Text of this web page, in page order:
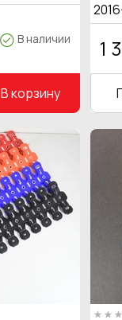
В наличии
В корзину
1